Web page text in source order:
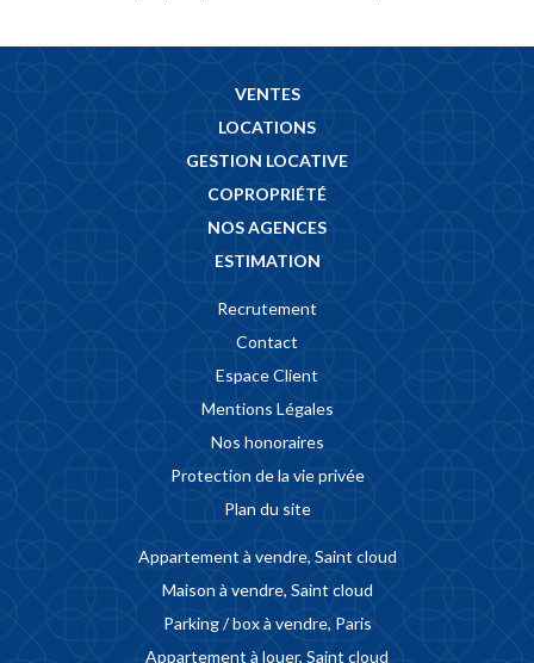
VENTES
LOCATIONS
GESTION LOCATIVE
COPROPRIÉTÉ
NOS AGENCES
ESTIMATION
Recrutement
Contact
Espace Client
Mentions Légales
Nos honoraires
Protection de la vie privée
Plan du site
Appartement à vendre, Saint cloud
Maison à vendre, Saint cloud
Parking / box à vendre, Paris
Appartement à louer, Saint cloud